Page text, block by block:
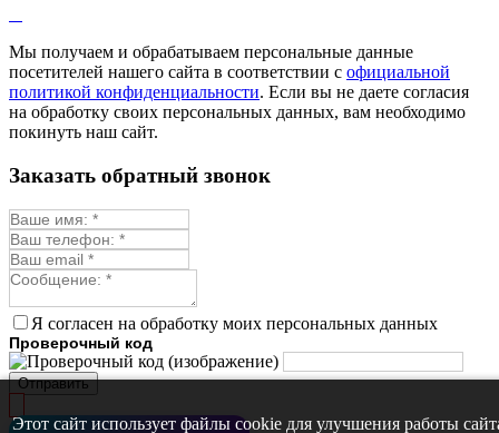
Мы получаем и обрабатываем персональные данные
посетителей нашего сайта в соответствии с официальной
политикой конфиденциальности. Если вы не даете согласия
на обработку своих персональных данных, вам необходимо
покинуть наш сайт.
Этот сайт использует файлы cookie для улучшения работы
Заказать обратный звонок
Я согласен на обработку моих персональных данных
Проверочный код
Отправить